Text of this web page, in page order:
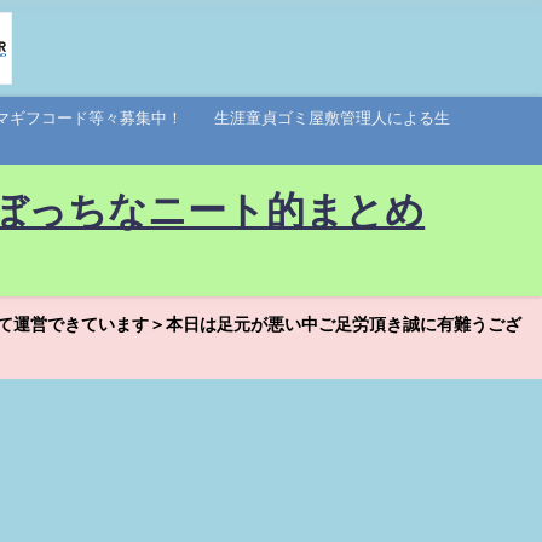
ギフコード等々募集中！ 生涯童貞ゴミ屋敷管理人による生
ちなニート的まとめ
営できています＞本日は足元が悪い中ご足労頂き誠に有難うござ